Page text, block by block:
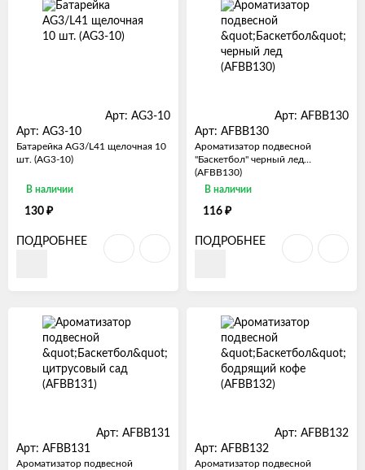
Арт: AG3-10
Арт: AG3-10
Батарейка AG3/L41 щелочная 10
шт. (AG3-10)
В наличии
130 ₽
ПОДРОБНЕЕ
Арт: AFBB130
Арт: AFBB130
Ароматизатор подвесной
"Баскетбол" черный лед
(AFBB130)
В наличии
116 ₽
ПОДРОБНЕЕ
Арт: AFBB131
Арт: AFBB131
Ароматизатор подвесной
Арт: AFBB132
Арт: AFBB132
Ароматизатор подвесной